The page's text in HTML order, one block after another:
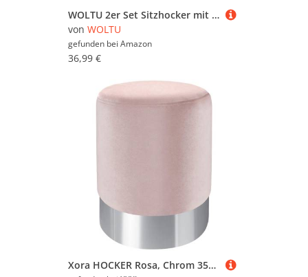
WOLTU 2er Set Sitzhocker mit Stauraum Sitzwürfel Sitzbank Faltbar Truhen Aufbewahrungsbox, Deckel Abnehmbar, Gepolsterte Sitzfläche aus Leinen, 37,5x37,5x38CM(LxBxH), Hellgrau
von WOLTU
gefunden bei Amazon
36,99 €
Xora HOCKER Rosa, Chrom 35x42x35 cm